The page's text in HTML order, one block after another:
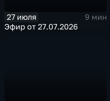
27 июля
9 мин
Эфир от 27.07.2026